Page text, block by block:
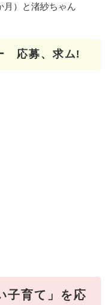
月）と渚紗ちゃん
応募、求ム!
子育て」を応